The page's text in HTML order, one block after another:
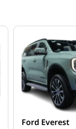
Ford Everest